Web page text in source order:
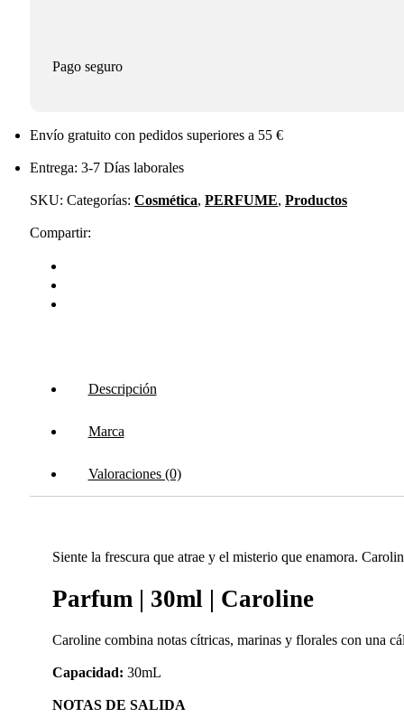
Pago seguro
Envío gratuito con pedidos superiores a 55 €
Entrega: 3-7 Días laborales
SKU: Categorías: Cosmética, PERFUME, Productos
Compartir:
Descripción
Marca
Valoraciones (0)
Siente la frescura que atrae y el misterio que enamora.
Parfum | 30ml | Caroline
Caroline combina notas cítricas, marinas y florales con una
Capacidad: 30mL
NOTAS DE SALIDA